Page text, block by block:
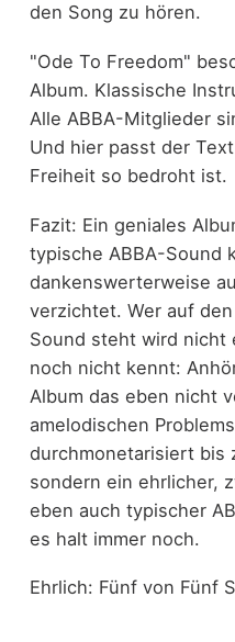
den Song zu hören.
"Ode To Freedom"
Album. Klassische
Alle ABBA-Mitglieder
Und hier passt der
Freiheit so bedroht ist.
Fazit: Ein geniales
typische ABBA-Sound
dankenswerterweise
verzichtet. Wer auf
Sound steht wird nicht
noch nicht kennt:
Album das eben nicht
amelodischen
durchmonetarisiert bis
sondern ein ehrlicher,
eben auch typischer
es halt immer noch.
Ehrlich: Fünf von Fünf